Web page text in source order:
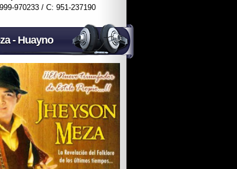
970233 / C: 951-237190
- Huayno